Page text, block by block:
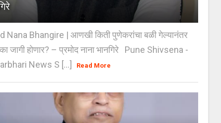
Nana Bhangire | आणखी किती पुणेकरांचा बळी गेल्यानंतर
जागी होणार? – प्रमोद नाना भानगिरे Pune Shivsena -
News S [...]
Read More